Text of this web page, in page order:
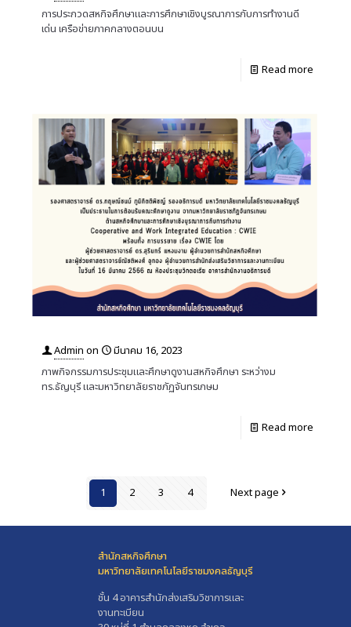
การประกวดสหกิจศึกษาและการศึกษาเชิงบูรณาการกับการทำงานดี
เด่น เครือข่ายภาคกลางตอนบน
Read more
Admin on
มีนาคม 16, 2023
ภาพกิจกรรมการประชุมและศึกษาดูงานสหกิจศึกษา ระหว่างม
ทร.ธัญบุรี และมหาวิทยาลัยราชภัฏจันทรเกษม
Read more
1 2 3 4 Next page
สำนักสหกิจศึกษา
มหาวิทยาลัยเทคโนโลยีราชมงคลธัญบุรี
ชั้น 4 อาคารสำนักส่งเสริมวิชาการและ
งานทะเบียน